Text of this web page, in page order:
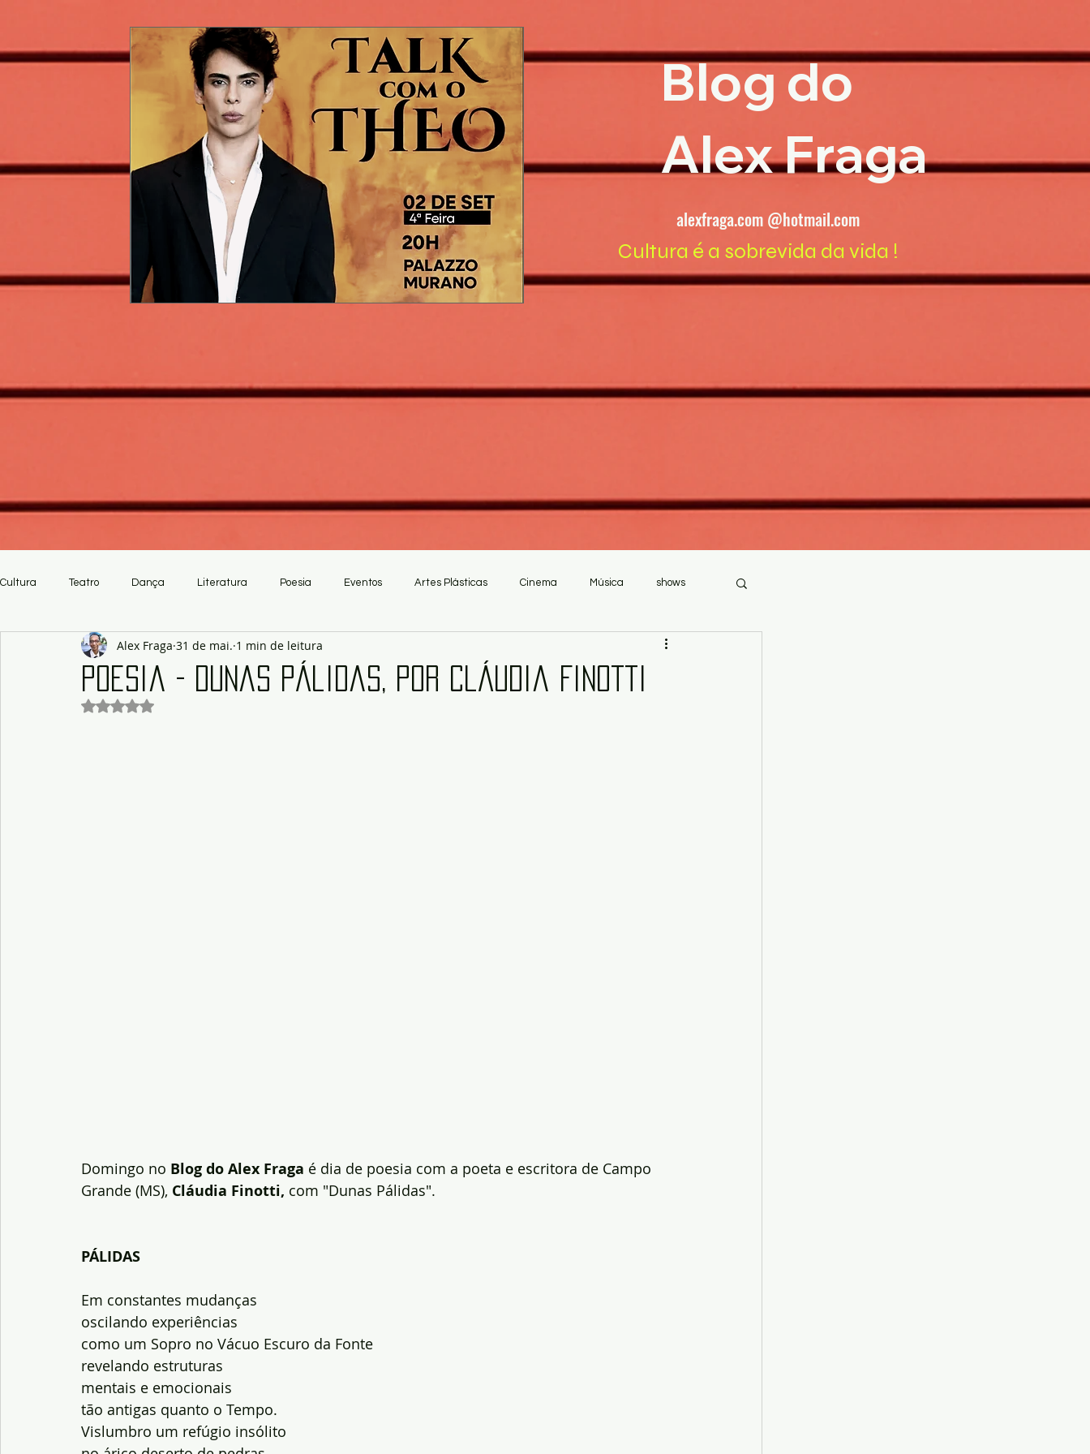
Blog do
Alex Fraga
alexfraga.com @hotmail.com
Cultura é a sobrevida da vida !
Cultura Teatro Dança Literatura Poesia Eventos Artes Plásticas Cinema Música shows
Artesanato
Poesia - Dunas Pálidas, por Cláudia Finotti
Alex Fraga 31 de mai. 1 min de leitura
Avaliado com NaN de 5 estrelas.
Domingo no Blog do Alex Fraga é dia de poesia com a poeta e escritora de Campo
Grande (MS), Cláudia Finotti, com "Dunas Pálidas".
PÁLIDAS
Em constantes mudanças
oscilando experiências
como um Sopro no Vácuo Escuro da Fonte
revelando estruturas
mentais e emocionais
tão antigas quanto o Tempo.
Vislumbro um refúgio insólito